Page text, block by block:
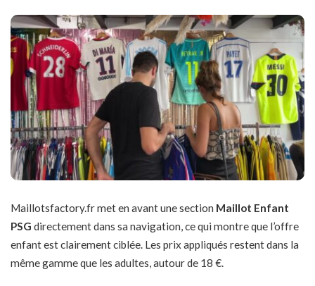
Maillotsfactory.fr met en avant une section Maillot Enfant
PSG directement dans sa navigation, ce qui montre que l’offre
enfant est clairement ciblée. Les prix appliqués restent dans la
même gamme que les adultes, autour de 18 €.